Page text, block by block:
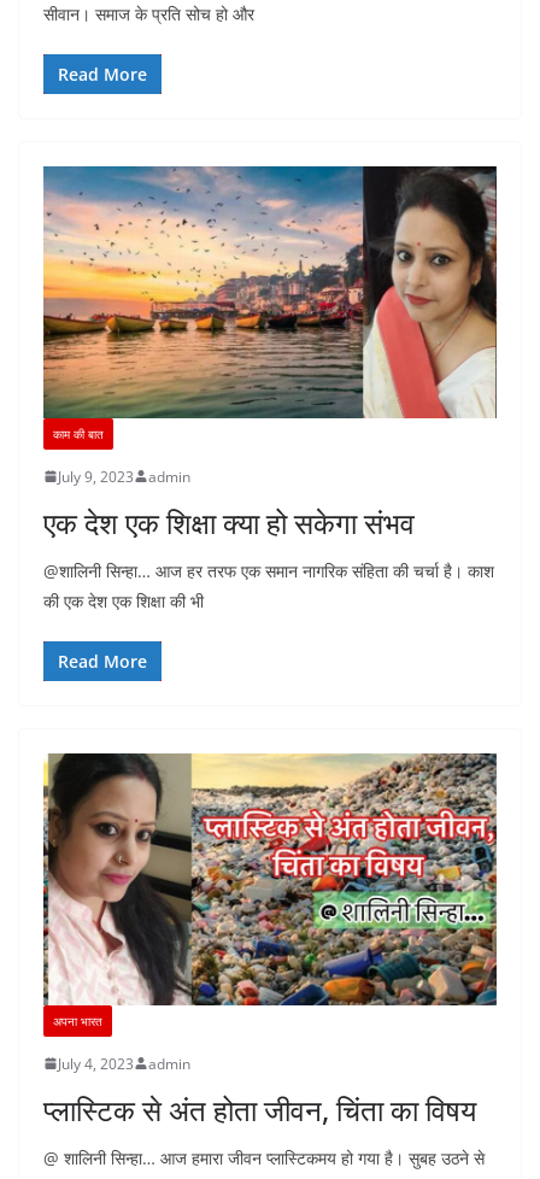
सीवान। समाज के प्रति सोच हो और
Read More
काम की बात
July 9, 2023 admin
एक देश एक शिक्षा क्या हो सकेगा संभव
@शालिनी सिन्हा… आज हर तरफ एक समान नागरिक संहिता की चर्चा है। काश
की एक देश एक शिक्षा की भी
Read More
अपना भारत
July 4, 2023 admin
प्लास्टिक से अंत होता जीवन, चिंता का विषय
@ शालिनी सिन्हा… आज हमारा जीवन प्लास्टिकमय हो गया है। सुबह उठने से